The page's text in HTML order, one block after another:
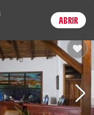
Login
ABRIR